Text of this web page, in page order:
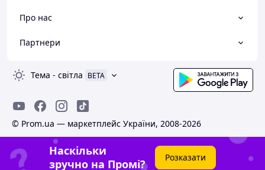
Про нас
Партнери
Тема - світла BETA
© Prom.ua — маркетплейс України, 2008-2026
Наскільки
зручно на Промі?
Розказати